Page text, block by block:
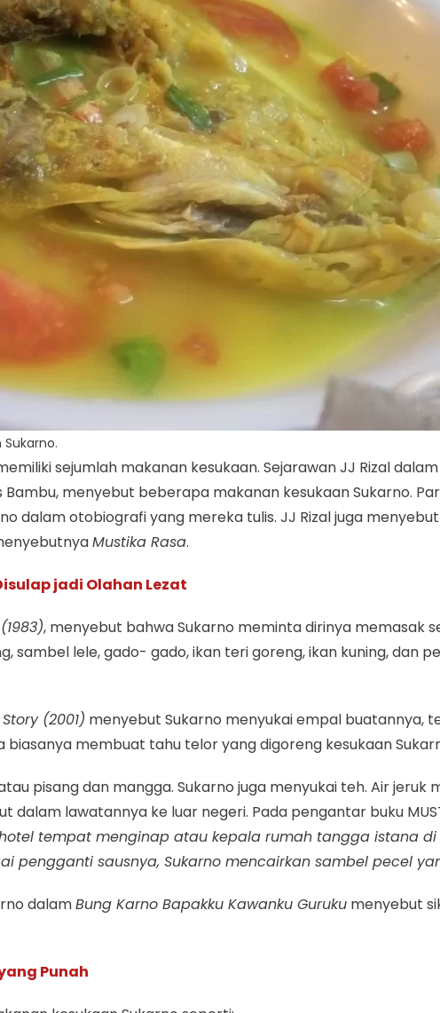
sejumlah makanan kesukaan. Sejarawan JJ Rizal
menyebut beberapa makanan kesukaan Sukarno.
dalam otobiografi yang mereka tulis. JJ Rizal juga
Mustika Rasa.
jadi Olahan Lezat
, menyebut bahwa Sukarno meminta dirinya memasak
lele, gado- gado, ikan teri goreng, ikan kuning, dan
(2001) menyebut Sukarno menyukai empal buatannya,
biasanya membuat tahu telor yang digoreng kesukaan
pisang dan mangga. Sukarno juga menyukai teh. Air
lawatannya ke luar negeri. Pada pengantar buku
tempat menginap atau kepala rumah tangga istana
pengganti sausnya, Sukarno mencairkan sambel pecel
dalamBung Karno Bapakku Kawanku Guruku menyebut
Punah